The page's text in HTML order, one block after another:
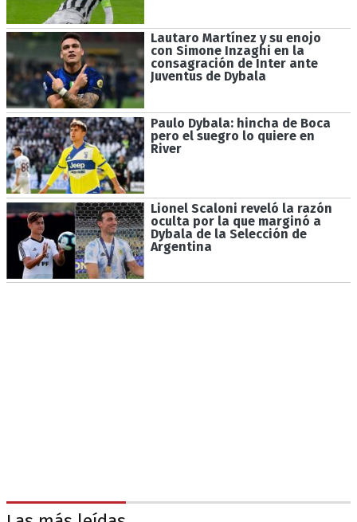
Lautaro Martínez y su enojo
con Simone Inzaghi en la
consagración de Inter ante
Juventus de Dybala
Paulo Dybala: hincha de Boca
pero el suegro lo quiere en
River
Lionel Scaloni reveló la razón
oculta por la que marginó a
Dybala de la Selección de
Argentina